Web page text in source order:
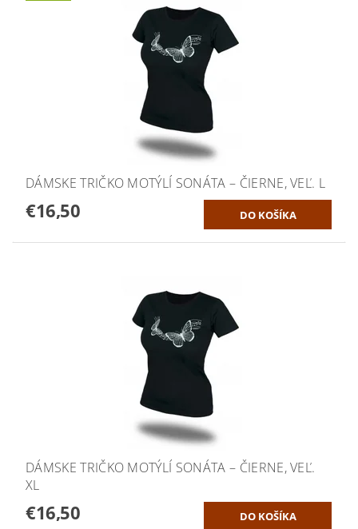
DÁMSKE TRIČKO MOTÝLÍ SONÁTA – ČIERNE, VEĽ. L
€16,50
DÁMSKE TRIČKO MOTÝLÍ SONÁTA – ČIERNE, VEĽ.
XL
€16,50